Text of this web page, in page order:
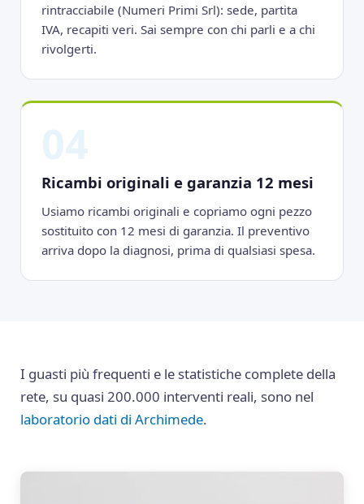
rintracciabile (Numeri Primi Srl): sede, partita
IVA, recapiti veri. Sai sempre con chi parli e a chi
rivolgerti.
Ricambi originali e garanzia 12 mesi
Usiamo ricambi originali e copriamo ogni pezzo
sostituito con 12 mesi di garanzia. Il preventivo
arriva dopo la diagnosi, prima di qualsiasi spesa.
I guasti più frequenti e le statistiche complete della
rete, su quasi 200.000 interventi reali, sono nel
laboratorio dati di Archimede.